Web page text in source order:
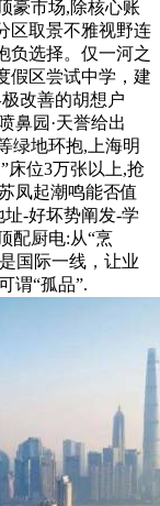
豪市场,除核心账
区取景不雅视野连
负选择。仅一河之
假区尝试中学，建
改善的胡想户
鼻园·天誉给出
绿地环抱,上海明
床位3万张以上,抢
凤起潮鸣能否值
-好坏势阐发-学
配厨电:从“烹
国际一线，让业
谓“孤品”.